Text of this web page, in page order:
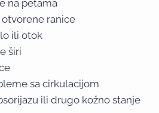
na petama
ranice
ili otok
širi
sa cirkulacijom
ili drugo kožno stanje